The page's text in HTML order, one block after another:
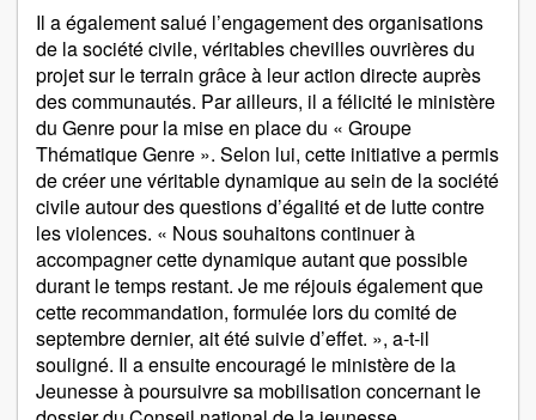
Il a également salué l’engagement des organisations
de la société civile, véritables chevilles ouvrières du
projet sur le terrain grâce à leur action directe auprès
des communautés. Par ailleurs, il a félicité le ministère
du Genre pour la mise en place du « Groupe
Thématique Genre ». Selon lui, cette initiative a permis
de créer une véritable dynamique au sein de la société
civile autour des questions d’égalité et de lutte contre
les violences. « Nous souhaitons continuer à
accompagner cette dynamique autant que possible
durant le temps restant. Je me réjouis également que
cette recommandation, formulée lors du comité de
septembre dernier, ait été suivie d’effet. », a-t-il
souligné. Il a ensuite encouragé le ministère de la
Jeunesse à poursuivre sa mobilisation concernant le